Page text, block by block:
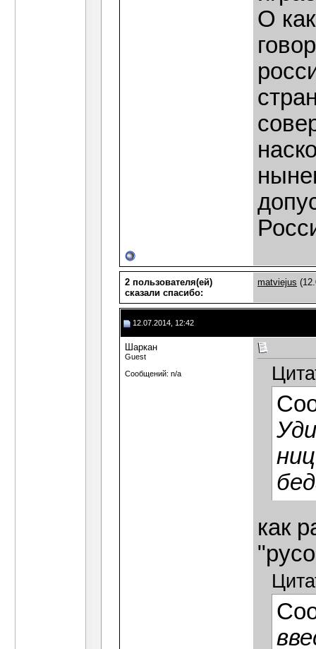
О
2 пользователя(ей)
сказали cпасибо:
matviejus
12.07.2014, 12:42
Шаркан
Guest
Сообщений: n/a
как